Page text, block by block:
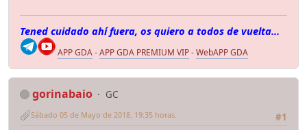
Tened cuidado ahí fuera, os quiero a todos de vuelta...
APP GDA-APP GDA PREMIUM VIP-WebAPP GDA
gorinabaio
GC
#1
Sábado 05 de Mayo de 2018. 19:35 horas.